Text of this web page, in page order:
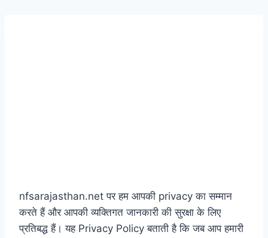
nfsarajasthan.net पर हम आपकी privacy का सम्मान
करते हैं और आपकी व्यक्तिगत जानकारी की सुरक्षा के लिए
प्रतिबद्ध हैं। यह Privacy Policy बताती है कि जब आप हमारी